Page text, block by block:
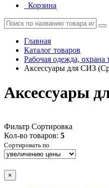
Корзина
Главная
Каталог товаров
Рабочая одежда, охрана
Аксессуары для СИЗ
Аксессуары
Фильтр Сортировка
Кол-во товаров: 5
Сортировать по
×